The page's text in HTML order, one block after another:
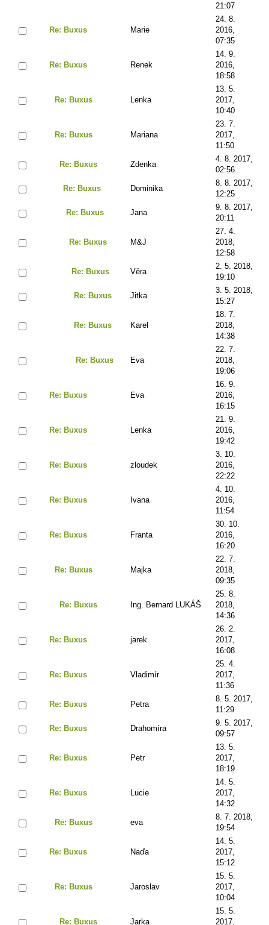
21:07
Re: Buxus Marie
24. 8.
2016,
07:35
Re: Buxus Renek
14. 9.
2016,
18:58
Re: Buxus Lenka
13. 5.
2017,
10:40
Re: Buxus Mariana
23. 7.
2017,
11:50
Re: Buxus Zdenka
4. 8. 2017,
02:56
Re: Buxus Dominika
8. 8. 2017,
12:25
Re: Buxus Jana
9. 8. 2017,
20:11
Re: Buxus M&J
27. 4.
2018,
12:58
Re: Buxus Věra
2. 5. 2018,
19:10
Re: Buxus Jitka
3. 5. 2018,
15:27
Re: Buxus Karel
18. 7.
2018,
14:38
Re: Buxus Eva
22. 7.
2018,
19:06
Re: Buxus Eva
16. 9.
2016,
16:15
Re: Buxus Lenka
21. 9.
2016,
19:42
Re: Buxus zloudek
3. 10.
2016,
22:22
Re: Buxus Ivana
4. 10.
2016,
11:54
Re: Buxus Franta
30. 10.
2016,
16:20
Re: Buxus Majka
22. 7.
2018,
09:35
Re: Buxus Ing. Bernard LUKÁŠ
25. 8.
2018,
14:36
Re: Buxus jarek
26. 2.
2017,
16:08
Re: Buxus Vladimír
25. 4.
2017,
11:36
Re: Buxus Petra
8. 5. 2017,
11:29
Re: Buxus Drahomíra
9. 5. 2017,
09:57
Re: Buxus Petr
13. 5.
2017,
18:19
Re: Buxus Lucie
14. 5.
2017,
14:32
Re: Buxus eva
8. 7. 2018,
19:54
Re: Buxus Naďa
14. 5.
2017,
15:12
Re: Buxus Jaroslav
15. 5.
2017,
10:04
Re: Buxus Jarka
15. 5.
2017,